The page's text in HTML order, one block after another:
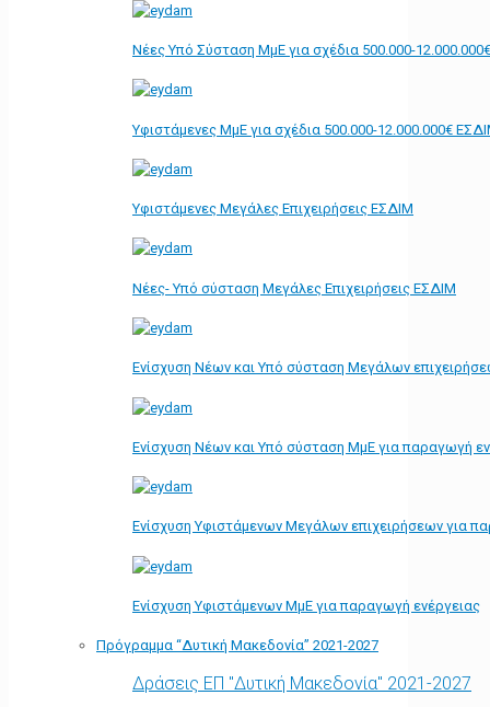
Νέες Υπό Σύσταση ΜμΕ για σχέδια 500.000-
Υφιστάμενες ΜμΕ για σχέδια 500.000-12.000.000€
Υφιστάμενες Μεγάλες Επιχειρήσεις ΕΣΔΙΜ
Νέες- Υπό σύσταση Μεγάλες Επιχειρήσεις ΕΣΔΙΜ
Ενίσχυση Νέων και Υπό σύσταση Μεγάλων
Ενίσχυση Νέων και Υπό σύσταση ΜμΕ για παραγωγή
Ενίσχυση Υφιστάμενων Μεγάλων επιχειρήσεων για
Ενίσχυση Υφιστάμενων ΜμΕ για παραγωγή ενέργειας
Πρόγραμμα “Δυτική Μακεδονία” 2021-2027
Δράσεις ΕΠ "Δυτική Μακεδονία" 2021-2027